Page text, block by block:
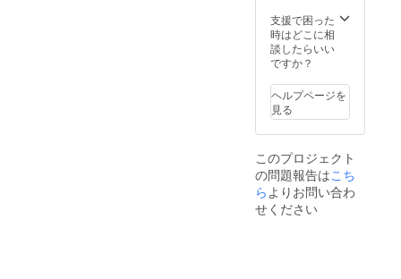
支援で困った
時はどこに相
談したらいい
ですか？
ヘルプページを
見る
このプロジェクト
の問題報告はこち
らよりお問い合わ
せください